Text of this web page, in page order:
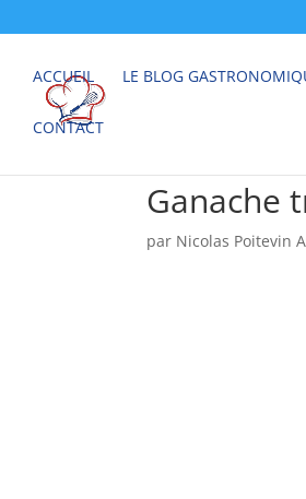
ACCUEIL LE BLOG
CONTACT
Ganache
par Nicolas Poitevin